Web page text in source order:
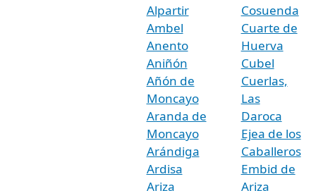
Alpartir
Ambel
Anento
Aniñón
Añón de
Moncayo
Aranda de
Moncayo
Arándiga
Ardisa
Ariza
Cosuenda
Cuarte de
Huerva
Cubel
Cuerlas,
Las
Daroca
Ejea de los
Caballeros
Embid de
Ariza